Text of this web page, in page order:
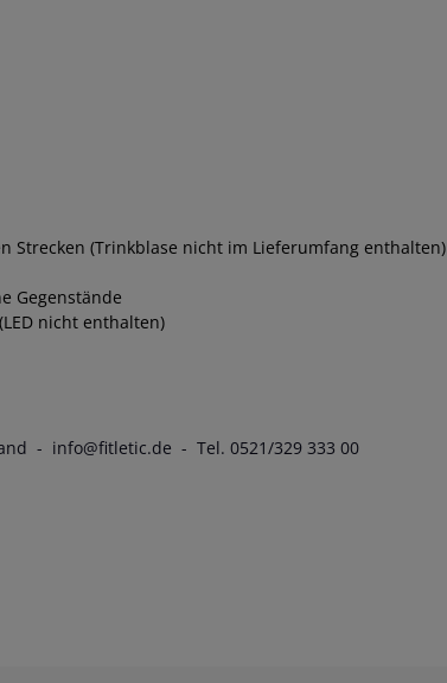
Strecken (Trinkblase nicht im Lieferumfang enthalten)
Gegenstände
nicht enthalten)
- info@fitletic.de - Tel. 0521/329 333 00